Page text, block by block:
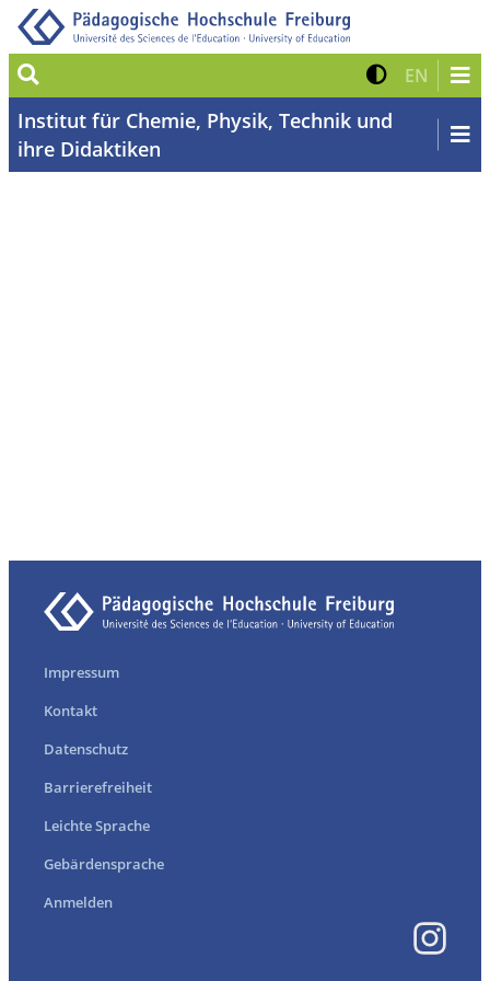
Suche Kontrast
EN Zur
Institut für Chemie, Physik, Technik und
ihre Didaktiken
Impressum
Kontakt
Datenschutz
Barrierefreiheit
Leichte Sprache
Gebärdensprache
Anmelden